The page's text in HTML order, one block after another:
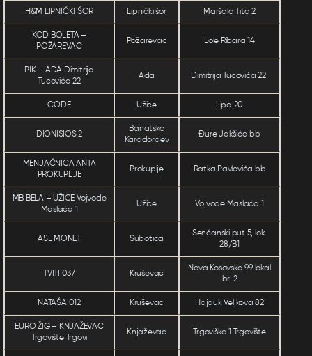
H&M LIPNIČKI ŠOR Lipnički šor Maršala Tita 2
KOD BOLETA –
POŽAREVAC
Požarevac Lole Ribara 14
PIK – ADA Dimitrija
Tucovića 22
Ada Dimitrija Tucovića 22
CODE Užice Lipa 20
DIONISIOS 2
Banatsko
Karađorđev
Đure Jakšića bb
MENJAČNICA ANTA
PROKUPLJE
Prokuplje Ratka Pavlovića bb
MB BELA – UŽICE Vojvode
Maslaća 1
Užice Vojvode Maslaća 1
ASL MONET Subotica
Senćanski put 5, lok.
28/B1
TVITI 037 Kruševac
Nova Kosovska 99 lokal
br. 2
NATAŠA 012 Kruševac Hajduk Veljkova 82
EURO ŽIG – KNJAŽEVAC
Trgovište Trgovi
Knjaževac Trgoviška 1 Trgovište